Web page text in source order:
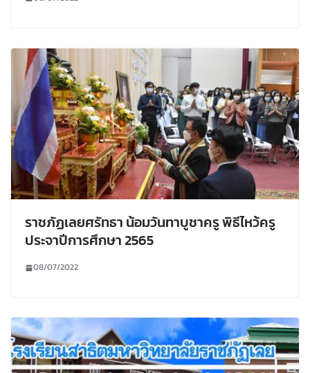
ราชภัฏเลยศรัทธา น้อมวันทาบูชาครู พิธีไหว้ครู
ประจาปีการศึกษา 2565
08/07/2022